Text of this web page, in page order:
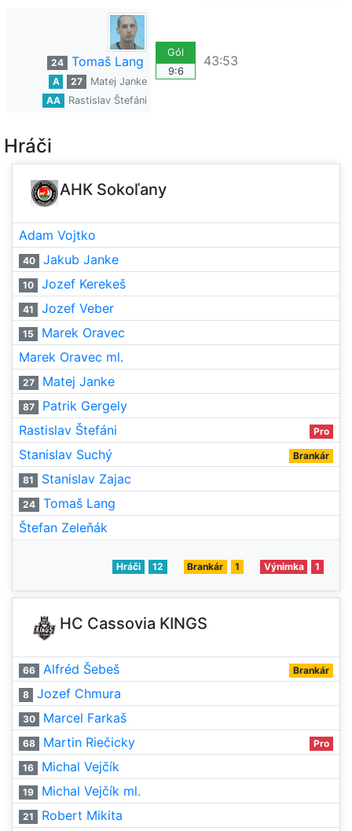
24 Tomaš Lang
A 27
Matej Janke
AA
Rastislav Štefáni
Gól
9:6
43:53
Hráči
AHK Sokoľany
Adam Vojtko
40 Jakub Janke
10 Jozef Kerekeš
41 Jozef Veber
15
Marek Oravec
Marek Oravec ml.
27 Matej Janke
87
Patrik Gergely
Rastislav Štefáni
Pro
Stanislav Suchý Brankár
81 Stanislav Zajac
24
Tomaš Lang
Štefan Zeleňák
Hráči 12 Brankár 1 Výnimka 1
HC Cassovia KINGS
66 Alfréd Šebeš Brankár
8 Jozef Chmura
30 Marcel Farkaš
68 Martin Riečicky Pro
16 Michal Vejčík
19 Michal Vejčík ml.
21 Robert Mikita